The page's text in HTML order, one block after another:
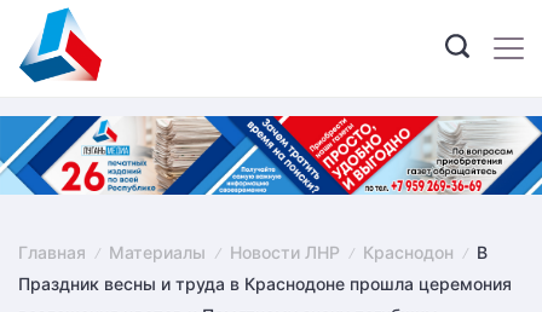
content
Главная Материалы Новости ЛНР Краснодон
В
Праздник весны и труда в Краснодоне прошла церемония